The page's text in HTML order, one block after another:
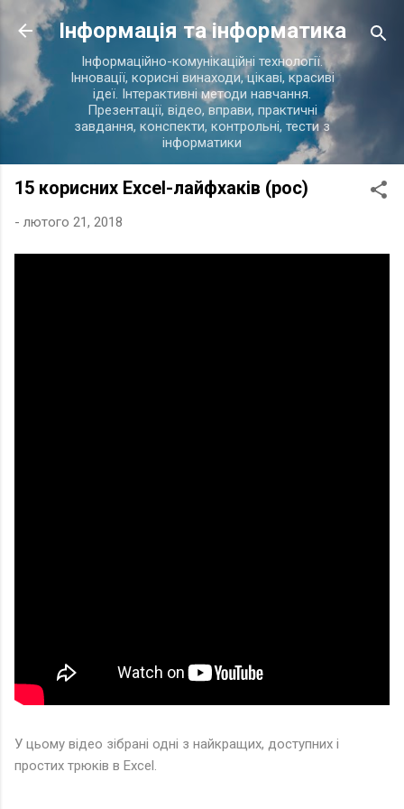
Перейти до основного вмісту
Інформація та інформатика
Інформаційно-комунікаційні технології.
Інновації, корисні винаходи, цікаві, красиві
ідеї. Інтерактивні методи навчання.
Презентації, відео, вправи, практичні
завдання, конспекти, контрольні, тести з
інформатики
15 корисних Excel-лайфхаків (рос)
- лютого 21, 2018
У цьому відео зібрані одні з найкращих, доступних і
простих трюків в Excel.